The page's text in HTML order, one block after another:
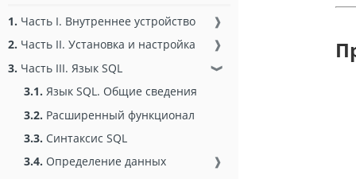
1. Часть I. Внутреннее устройство
❱
2. Часть II. Установка и настройка
❱
3. Часть III. Язык SQL ❱
3.1. Язык SQL. Общие сведения
3.2. Расширенный функционал
3.3. Синтаксис SQL
3.4. Определение данных
❱